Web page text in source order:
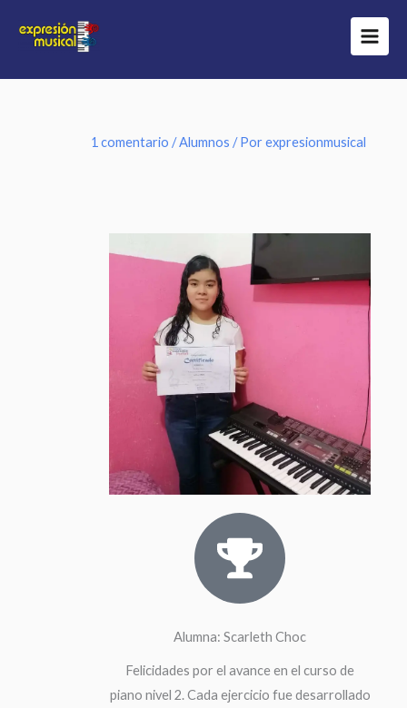
1 comentario /Alumnos / Porexpresionmusical
Alumna: Scarleth Choc
Felicidades por el avance en el curso de
piano nivel 2. Cada ejercicio fue desarrollado